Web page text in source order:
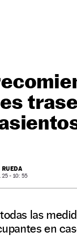
RUEDA
25 - 10: 55
las
en